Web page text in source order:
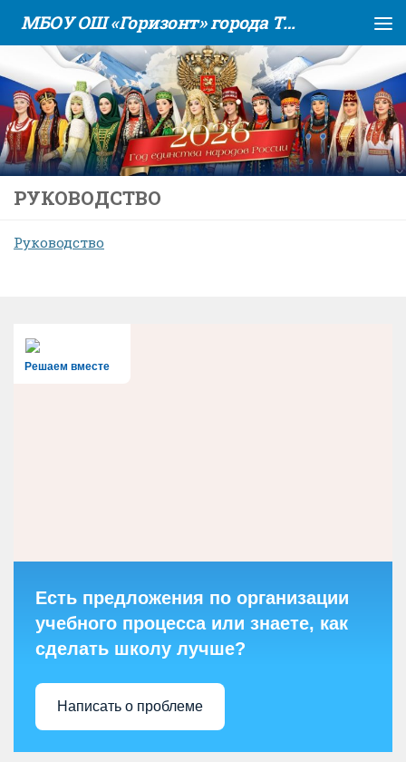
Skip to content МБОУ ОШ «Горизонт» города Тюмени
РУКОВОДСТВО
Руководство
Решаем вместе
Есть предложения по организации
учебного процесса или знаете, как
сделать школу лучше?
Написать о проблеме